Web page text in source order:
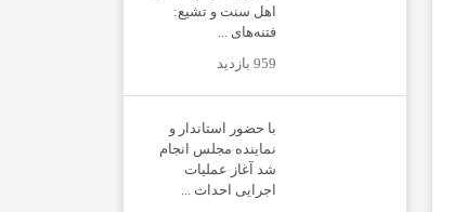
اهل سنت و تشیع:
فتنه‌های ...
959 بازدید
با حضور استاندار و
نماینده مجلس انجام
شد آغاز عملیات
اجرایی احداث ...